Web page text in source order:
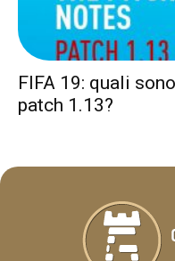
FIFA 19: quali
patch 1.13?